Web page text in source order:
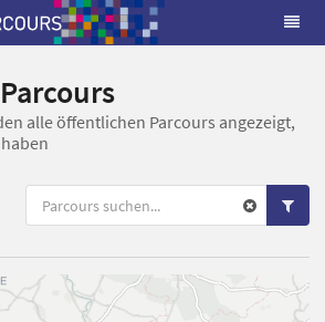
alle öffentlichen Parcours angezeigt,